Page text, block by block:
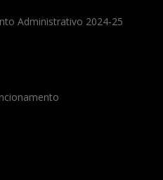
Administrativo 2024-25